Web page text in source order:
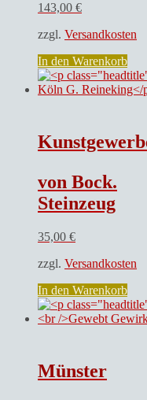
143,00 €
zzgl. Versandkosten
In den Warenkorb
von Bock.
Steinzeug
35,00 €
zzgl. Versandkosten
In den Warenkorb
Münster